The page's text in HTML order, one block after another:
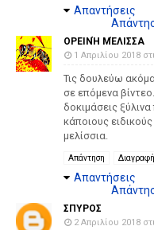
Απαντήσεις
ΟΡΕΙΝΉ ΜΈΛΙΣΣΑ
1 Απριλίου 2018
Τις δουλεύω
σε επόμενα
δοκιμάσεις
κάποιους
μελίσσια.
Απάντηση Διαγραφή
Απαντήσεις
ΣΠΥΡΟΣ
2 Απριλίου 2018